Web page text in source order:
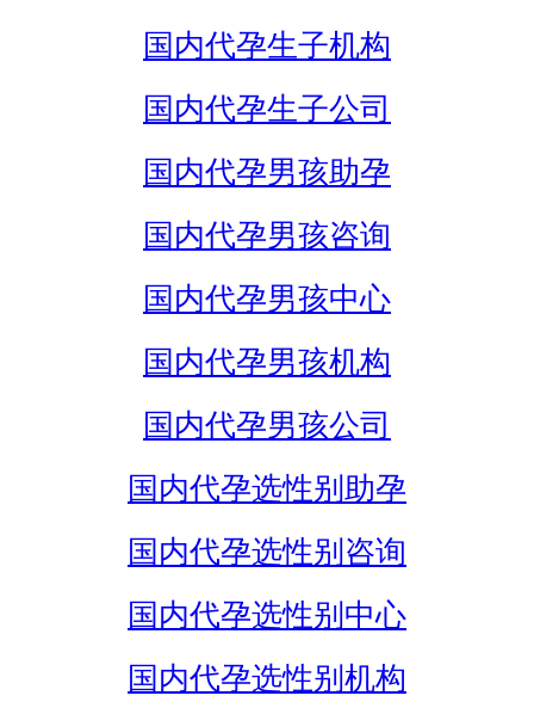
国内代孕生子机构
国内代孕生子公司
国内代孕男孩助孕
国内代孕男孩咨询
国内代孕男孩中心
国内代孕男孩机构
国内代孕男孩公司
国内代孕选性别助孕
国内代孕选性别咨询
国内代孕选性别中心
国内代孕选性别机构